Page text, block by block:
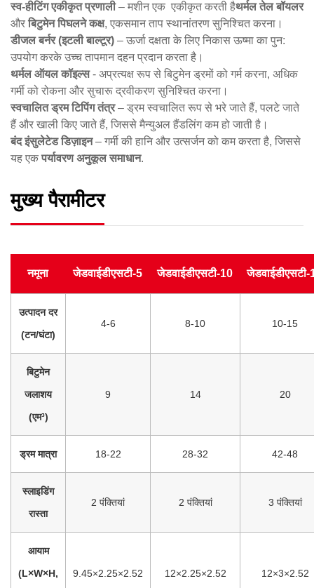
स्व-हीटिंग एकीकृत प्रणाली​ – मशीन एक ​ एकीकृत करती हैथर्मल तेल बॉयलर
और ​बिटुमेन पिघलने कक्ष, एकसमान ताप स्थानांतरण सुनिश्चित करना।
डीजल बर्नर (इटली बाल्टूर)​ ​ – ऊर्जा दक्षता के लिए निकास ऊष्मा का पुन:
उपयोग करके उच्च तापमान दहन प्रदान करता है।
थर्मल ऑयल कॉइल्स​ - अप्रत्यक्ष रूप से बिटुमेन ड्रमों को गर्म करना, अधिक
गर्मी को रोकना और सुचारू द्रवीकरण सुनिश्चित करना।
स्वचालित ड्रम टिपिंग तंत्र​ – ड्रम स्वचालित रूप से भरे जाते हैं, पलटे जाते
हैं और खाली किए जाते हैं, जिससे मैन्युअल हैंडलिंग कम हो जाती है।
बंद इंसुलेटेड डिज़ाइन​ – गर्मी की हानि और उत्सर्जन को कम करता है, जिससे
यह एक ​पर्यावरण अनुकूल समाधान.
मुख्य पैरामीटर
नमूना जेडवाईडीएसटी-5 जेडवाईडीएसटी-10 जेडवाईडीएसटी-
उत्पादन दर
(टन/घंटा)​
4-6 8-10 10-15
बिटुमेन
जलाशय
(एम³)​
9 14 20
ड्रम मात्रा 18-22 28-32 42-48
स्लाइडिंग
रास्ता
2 पंक्तियां 2 पंक्तियां 3 पंक्तियां
आयाम
(L×W×H,
9.45×2.25×2.52 12×2.25×2.52 12×3×2.52